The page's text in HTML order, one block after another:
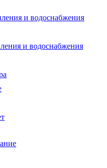
и водоснабжения
и водоснабжения